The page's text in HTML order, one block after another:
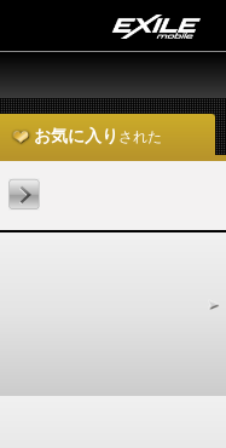
お気に入り された